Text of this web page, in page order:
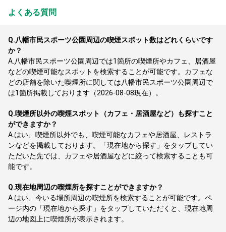
よくある質問
Q.八幡市民スポーツ公園周辺の喫煙スポット数はどれくらいです
か？
A. 八幡市民スポーツ公園周辺では1箇所の喫煙所やカフェ、居酒屋
などの喫煙可能なスポットを検索することが可能です。カフェな
どの店舗を除いた喫煙所に関しては八幡市民スポーツ公園周辺で
は1箇所掲載しております（2026-08-08現在）。
Q.喫煙所以外の喫煙スポット（カフェ・居酒屋など）も探すこと
ができますか？
A. はい、喫煙所以外でも、喫煙可能なカフェや居酒屋、レストラ
ンなどを掲載しております。「現在地から探す」をタップしてい
ただいた先では、カフェや居酒屋などに絞って検索することも可
能です。
Q.現在地周辺の喫煙所を探すことができますか？
A. はい、今いる場所周辺の喫煙所を検索することが可能です。ペ
ージ内の「現在地から探す」をタップしていただくと、現在地周
辺の地図上に喫煙所が表示されます。